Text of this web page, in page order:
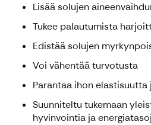
Lisää solujen
Tukee palautumista
Edistää solujen
Voi vähentää turvotusta
Parantaa ihon elastisuutta
Suunniteltu tukemaan
hyvinvointia ja